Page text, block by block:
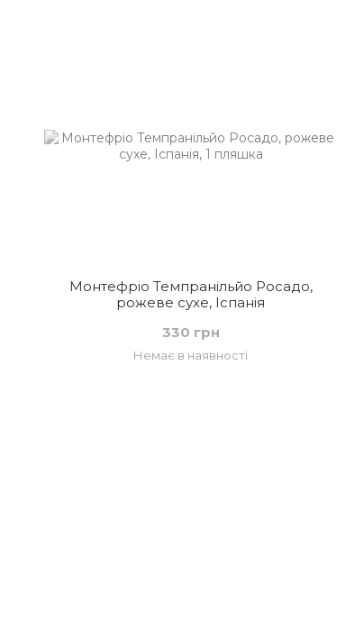
Монтефріо Темпранільйо Росадо,
рожеве сухе, Іспанія
330 грн
Немає в наявності